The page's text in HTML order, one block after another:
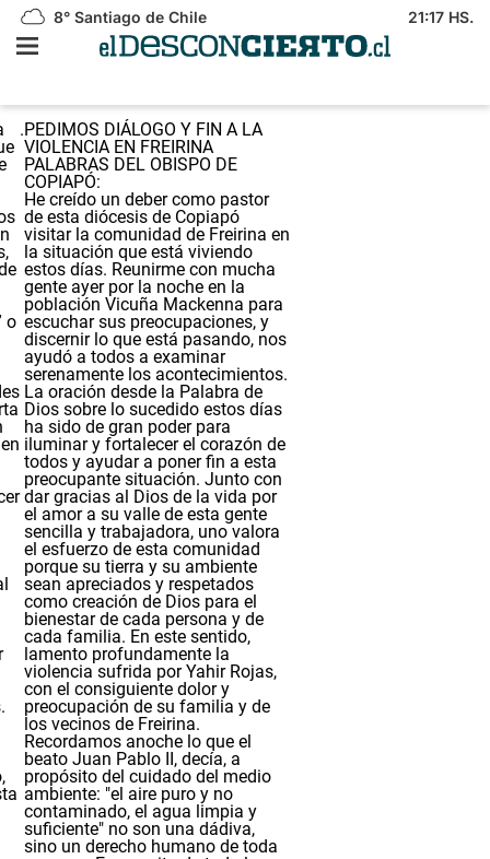
8° Santiago de Chile 21:17 HS.
o
.PEDIMOS DIÁLOGO Y FIN A LA
VIOLENCIA EN FREIRINA
PALABRAS DEL OBISPO DE
COPIAPÓ:
He creído un deber como pastor
de esta diócesis de Copiapó
visitar la comunidad de Freirina en
la situación que está viviendo
estos días. Reunirme con mucha
gente ayer por la noche en la
población Vicuña Mackenna para
escuchar sus preocupaciones, y
discernir lo que está pasando, nos
ayudó a todos a examinar
serenamente los acontecimientos.
La oración desde la Palabra de
Dios sobre lo sucedido estos días
ha sido de gran poder para
iluminar y fortalecer el corazón de
todos y ayudar a poner fin a esta
preocupante situación. Junto con
dar gracias al Dios de la vida por
el amor a su valle de esta gente
sencilla y trabajadora, uno valora
el esfuerzo de esta comunidad
porque su tierra y su ambiente
sean apreciados y respetados
como creación de Dios para el
bienestar de cada persona y de
cada familia. En este sentido,
lamento profundamente la
violencia sufrida por Yahir Rojas,
con el consiguiente dolor y
preocupación de su familia y de
los vecinos de Freirina.
Recordamos anoche lo que el
beato Juan Pablo II, decía, a
propósito del cuidado del medio
ambiente: "el aire puro y no
contaminado, el agua limpia y
suficiente" no son una dádiva,
sino un derecho humano de toda